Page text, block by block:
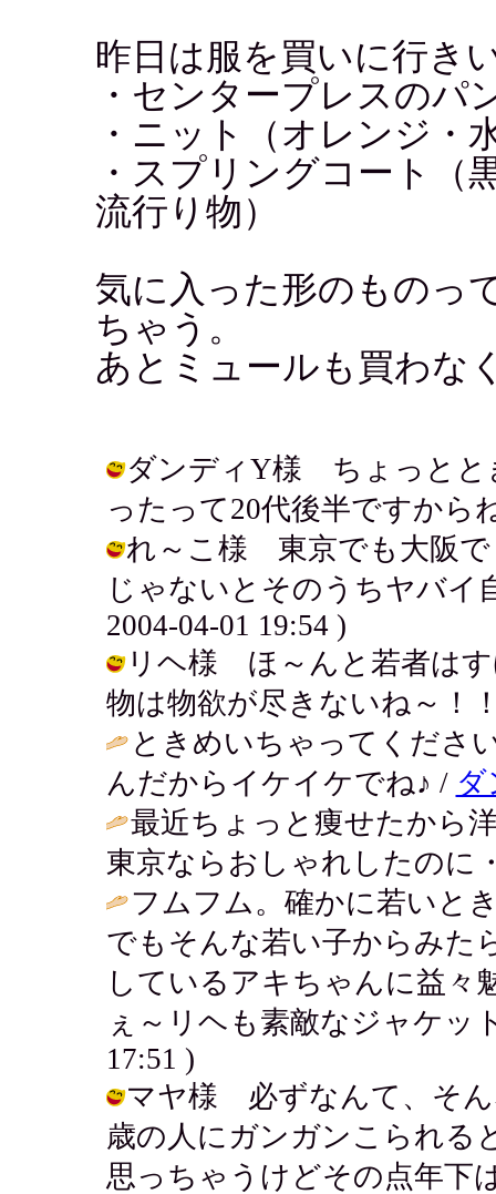
昨日は服を買いに行き
・センタープレスのパ
・ニット（オレンジ・
・スプリングコート（
流行り物）
気に入った形のものっ
ちゃう。
あとミュールも買わな
ダンディY様 ちょっと
ったって20代後半ですから
れ～こ様 東京でも大阪で
じゃないとそのうちヤバ
2004-04-01 19:54 )
リヘ様 ほ～んと若者はす
物は物欲が尽きないね～！
ときめいちゃってくださ
んだからイケイケでね♪ / ダ
最近ちょっと痩せたから
東京ならおしゃれしたのに
フムフム。確かに若いと
でもそんな若い子からみた
しているアキちゃんに益
ぇ～リヘも素敵なジャケッ
17:51 )
マヤ様 必ずなんて、そん
歳の人にガンガンこられる
思っちゃうけどその点年下